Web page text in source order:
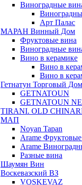
Виноградные
Арт Палас
МАРАН Винный Дом
Фруктовые вина
Виноградные
Вино в керамике
Вино в
Вино в
Гетнатун Торговый Дом
GETNATOUN
GETNATOUN
TIRANI. OLD
МАП
Noyan Tapan
Arame
Arame
Разные вина
Шаумян Вин
Воскевазский ВЗ
VOSKEVAZ